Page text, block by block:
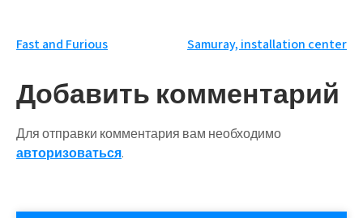
Навигация
по
записям
Fast and Furious Samuray, installation center
Добавить комментарий
Для отправки комментария вам необходимо
авторизоваться.